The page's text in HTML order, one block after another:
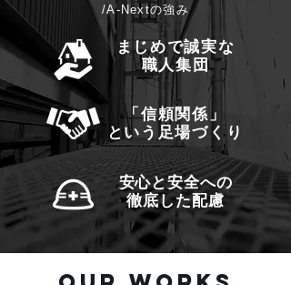
/A-Nextの強み
まじめで誠実な
職人集団
「信頼関係」
という足場づくり
安心と安全への
徹底した配慮